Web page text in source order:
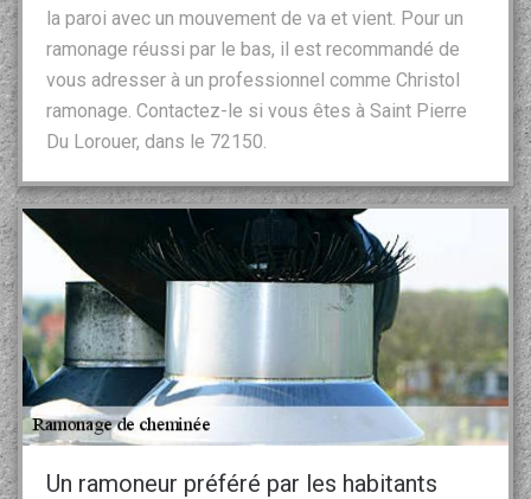
la paroi avec un mouvement de va et vient. Pour un
ramonage réussi par le bas, il est recommandé de
vous adresser à un professionnel comme Christol
ramonage. Contactez-le si vous êtes à Saint Pierre
Du Lorouer, dans le 72150.
Un ramoneur préféré par les habitants